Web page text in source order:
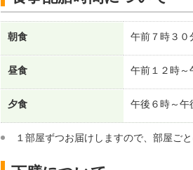
朝食 午前７時３０
昼食 午前１２時～
夕食 午後６時～午
１部屋ずつお届けしますので、部屋ご